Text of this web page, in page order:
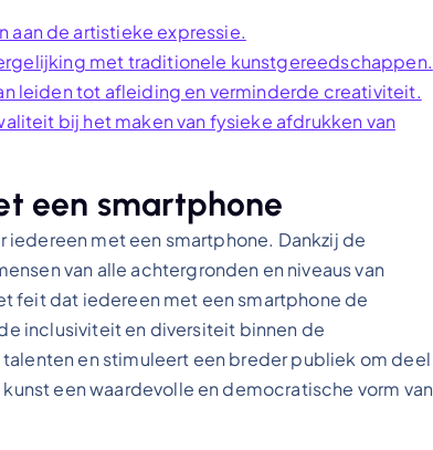
de artistieke expressie.
met traditionele kunstgereedschappen.
leiden tot afleiding en verminderde creativiteit.
bij het maken van fysieke afdrukken van
een smartphone
met een smartphone. Dankzij de
van alle achtergronden en niveaus van
feit dat iedereen met een smartphone de
inclusiviteit en diversiteit binnen de
en stimuleert een breder publiek om deel
een waardevolle en democratische vorm van